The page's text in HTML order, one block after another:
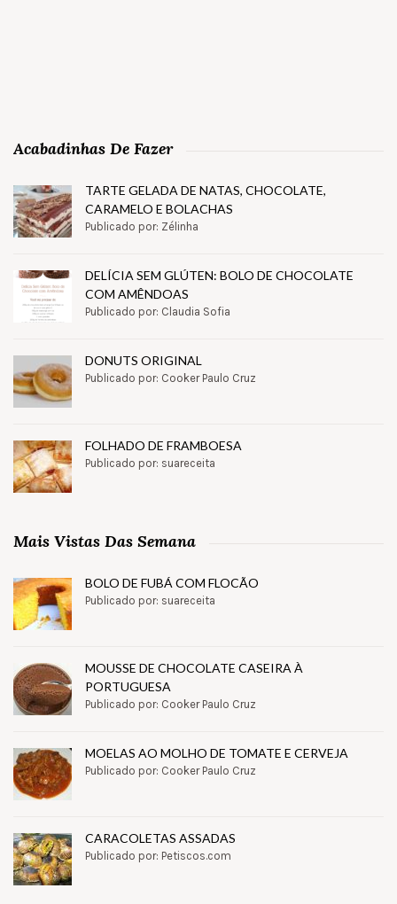
Acabadinhas De Fazer
TARTE GELADA DE NATAS, CHOCOLATE,
CARAMELO E BOLACHAS
Publicado por: Zélinha
DELÍCIA SEM GLÚTEN: BOLO DE CHOCOLATE
COM AMÊNDOAS
Publicado por: Claudia Sofia
DONUTS ORIGINAL
Publicado por: Cooker Paulo Cruz
FOLHADO DE FRAMBOESA
Publicado por: suareceita
Mais Vistas Das Semana
BOLO DE FUBÁ COM FLOCÃO
Publicado por: suareceita
MOUSSE DE CHOCOLATE CASEIRA À
PORTUGUESA
Publicado por: Cooker Paulo Cruz
MOELAS AO MOLHO DE TOMATE E CERVEJA
Publicado por: Cooker Paulo Cruz
CARACOLETAS ASSADAS
Publicado por: Petiscos.com